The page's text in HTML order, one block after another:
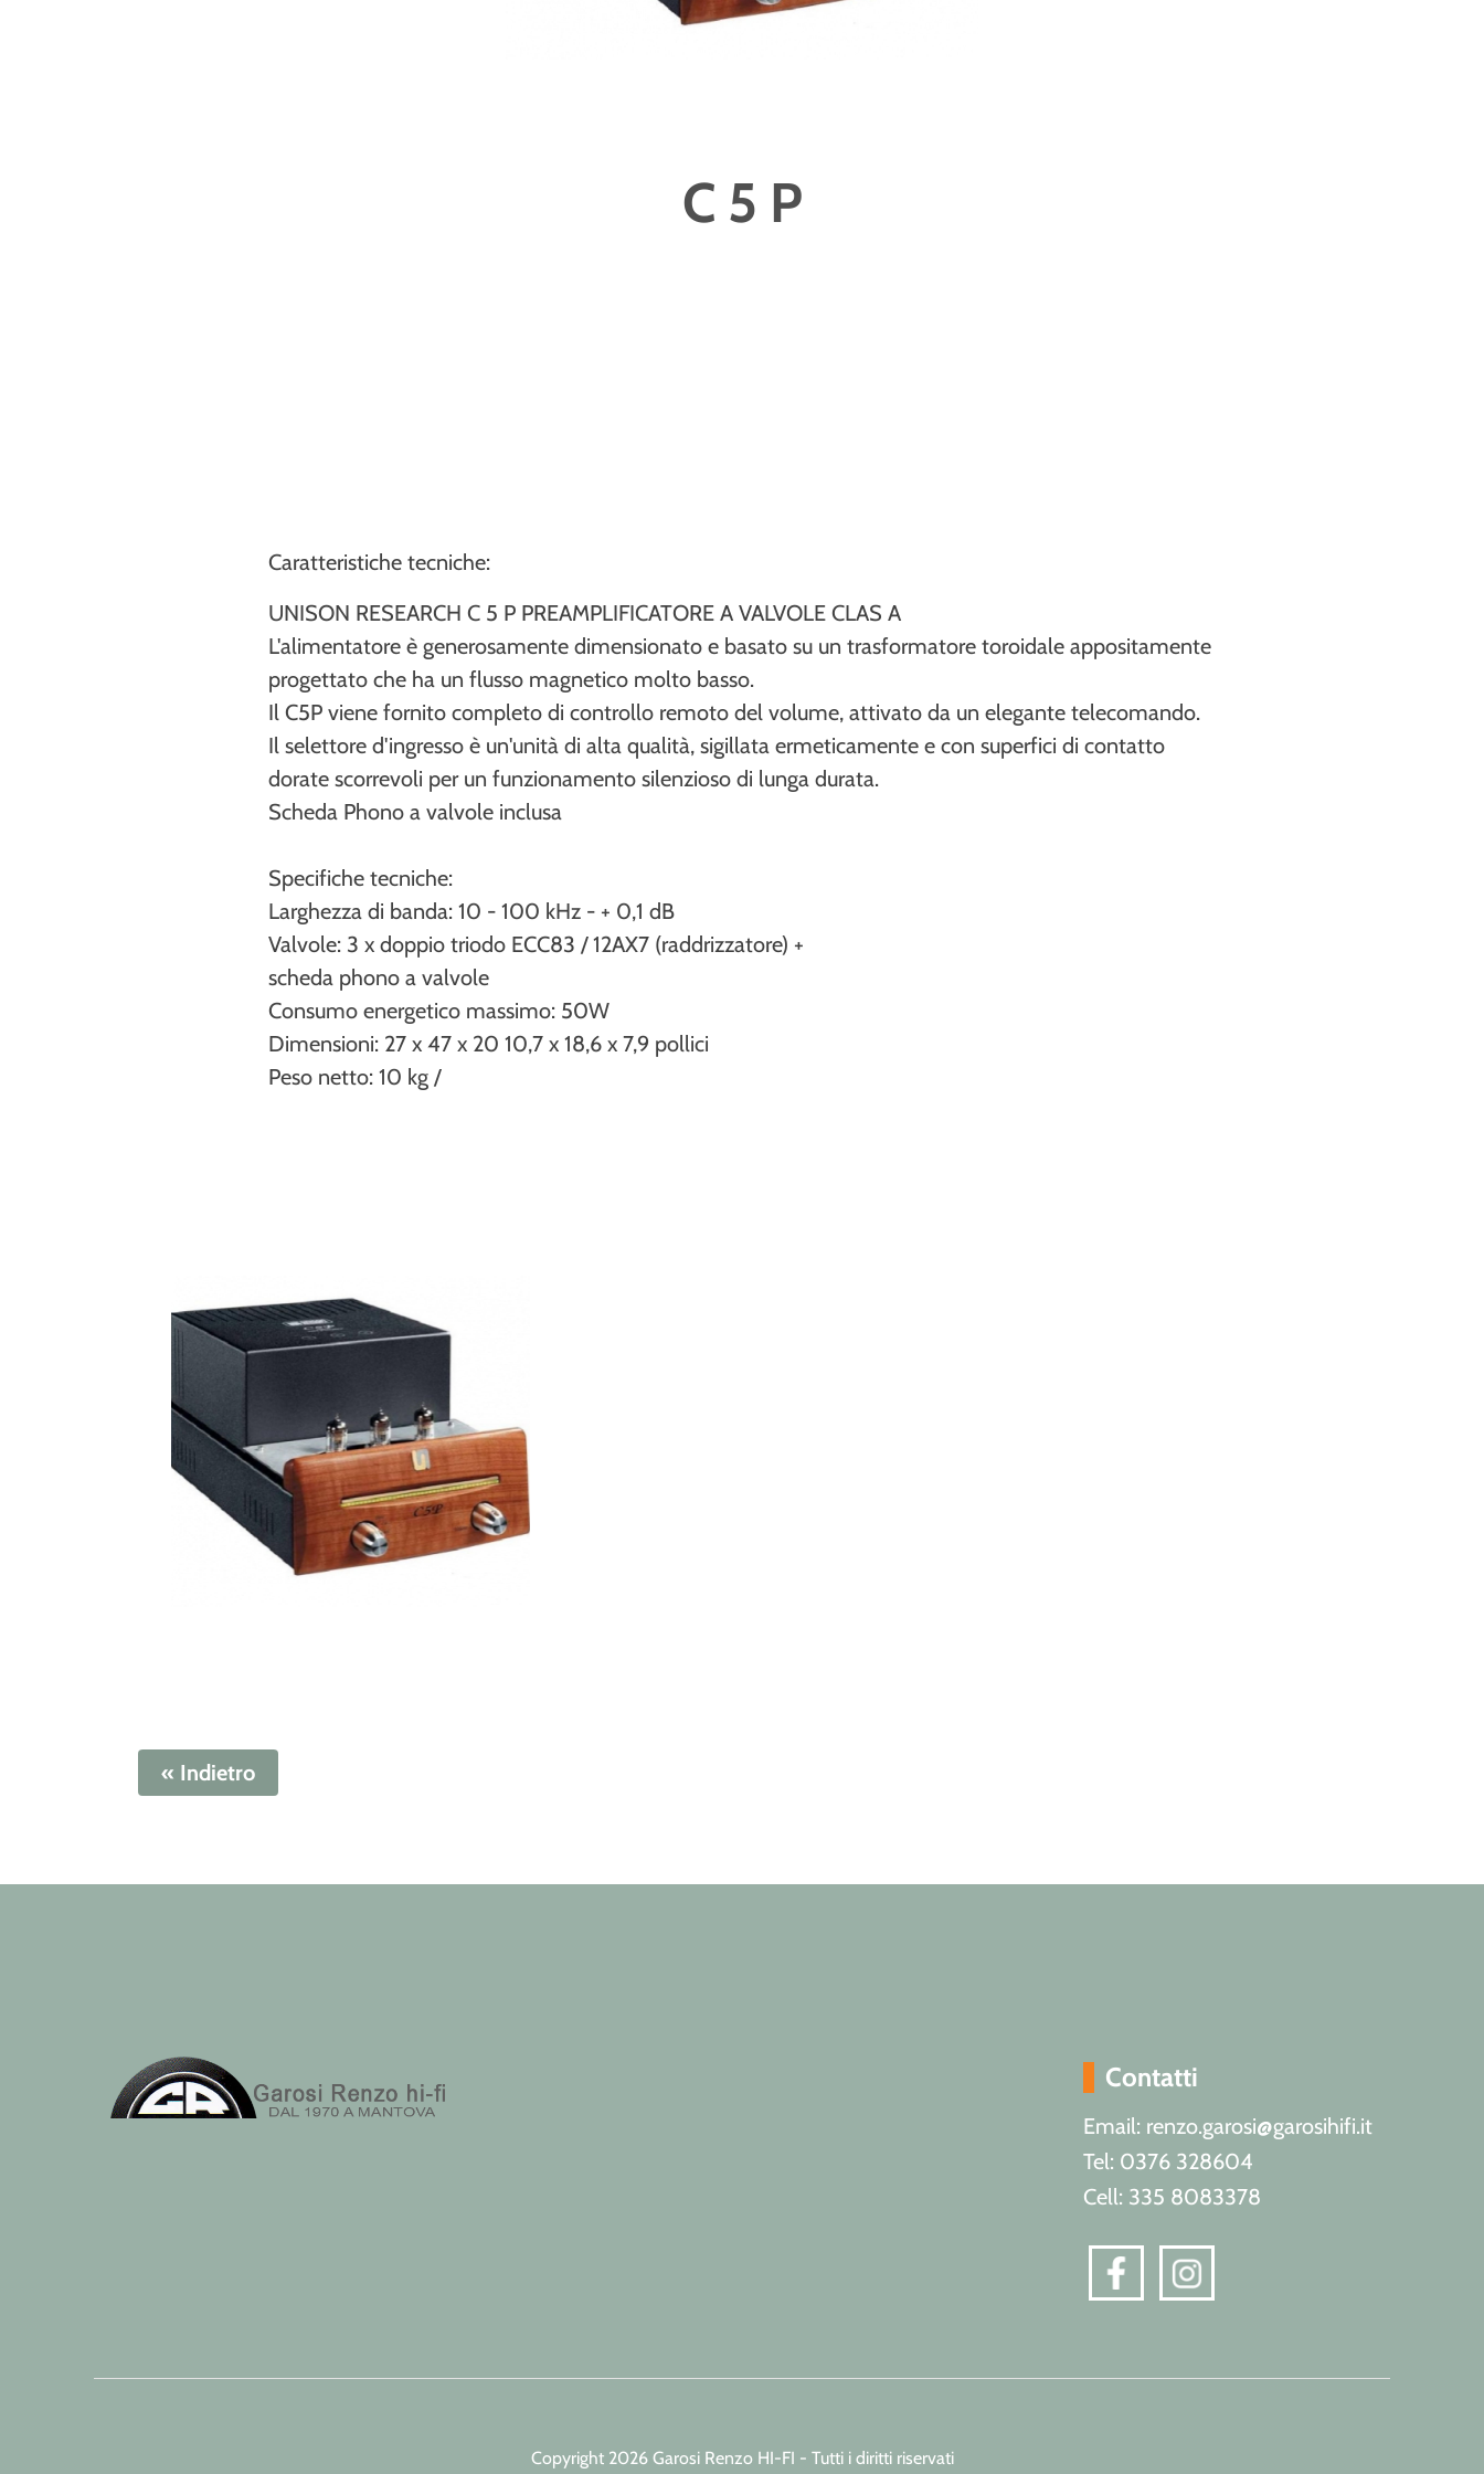
C 5 P
Caratteristiche tecniche:
UNISON RESEARCH C 5 P PREAMPLIFICATORE A VALVOLE CLAS A
L'alimentatore è generosamente dimensionato e basato su un trasformatore toroidale appositamente
progettato che ha un flusso magnetico molto basso.
Il C5P viene fornito completo di controllo remoto del volume, attivato da un elegante telecomando.
Il selettore d'ingresso è un'unità di alta qualità, sigillata ermeticamente e con superfici di contatto
dorate scorrevoli per un funzionamento silenzioso di lunga durata.
Scheda Phono a valvole inclusa
Specifiche tecniche:
Larghezza di banda: 10 - 100 kHz - + 0,1 dB
Valvole: 3 x doppio triodo ECC83 / 12AX7 (raddrizzatore) +
scheda phono a valvole
Consumo energetico massimo: 50W
Dimensioni: 27 x 47 x 20 10,7 x 18,6 x 7,9 pollici
Peso netto: 10 kg /
« Indietro
Contatti
Email: renzo.garosi@garosihifi.it
Tel: 0376 328604
Cell: 335 8083378
Copyright 2026 Garosi Renzo HI-FI - Tutti i diritti riservati